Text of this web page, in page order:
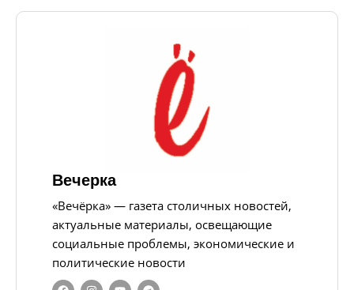
Вечерка
«Вечёрка» — газета столичных новостей,
актуальные материалы, освещающие
социальные проблемы, экономические и
политические новости